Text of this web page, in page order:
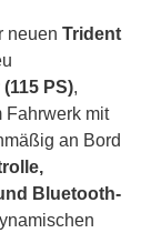
neuen Trident
PS),
Fahrwerk mit
an Bord
Bluetooth-